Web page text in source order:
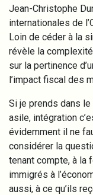
Jean-Christophe
internationales de
Loin de céder à la
révèle la
sur la pertinence
l’impact fiscal des
Si je prends dans
asile, intégration
évidemment il ne
considérer la
tenant compte, à la
immigrés à
aussi, à ce qu’ils